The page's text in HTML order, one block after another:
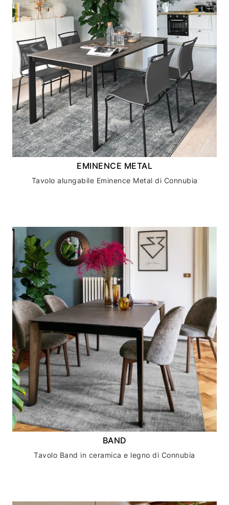
EMINENCE METAL
Tavolo alungabile Eminence Metal di Connubia
BAND
Tavolo Band in ceramica e legno di Connubia